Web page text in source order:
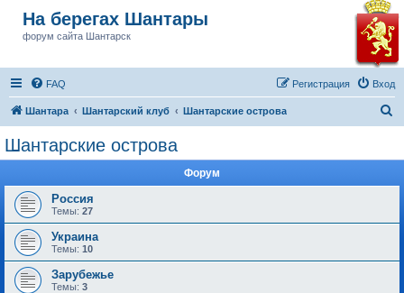
На берегах Шантары
форум сайта Шантарск
FAQ Вход
Регистрация
Шантара Шантарский клуб Шантарские острова
Шантарские острова
Форум
Россия
Темы: 27
Украина
Темы: 10
Зарубежье
Темы: 3